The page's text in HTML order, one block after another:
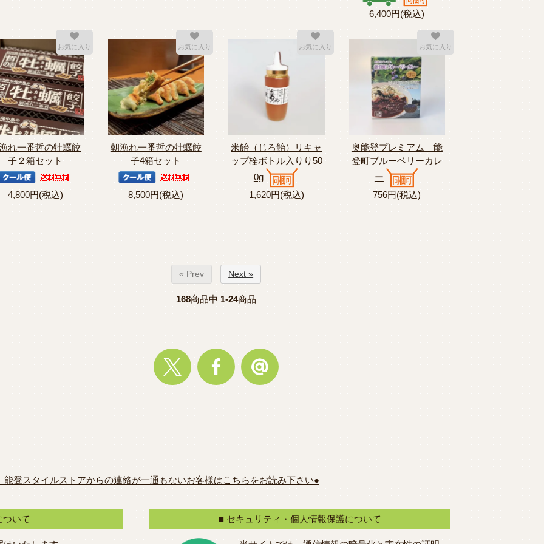
6,400円(税込)
れ一番哲の牡蠣餃
子２箱セット
4,800円(税込)
お気に入り
朝漁れ一番哲の牡蠣餃
子4箱セット
8,500円(税込)
お気に入り
米飴（じろ飴）リキャ
ップ栓ボトル入りり50
0g
1,620円(税込)
お気に入り
奥能登プレミアム 能
登町ブルーベリーカレ
ー
756円(税込)
お気に入り
« Prev Next »
168商品中 1-24商品
能登スタイルストアからの連絡が一通もないお客様はこちらをお読み下さい●
いて ■ セキュリティ・個人情報保護について